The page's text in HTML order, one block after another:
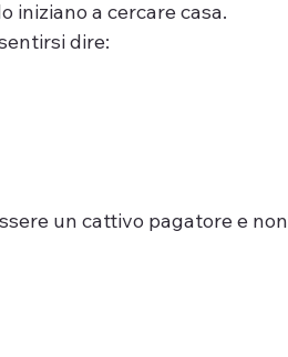
iniziano a cercare casa.
dire:
un cattivo pagatore e non